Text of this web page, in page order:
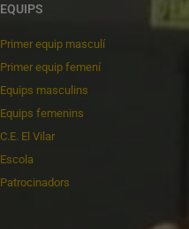
EQUIPS
Primer equip masculí
Primer equip femení
Equips masculins
Equips femenins
C.E. El Vilar
Escola
Patrocinadors